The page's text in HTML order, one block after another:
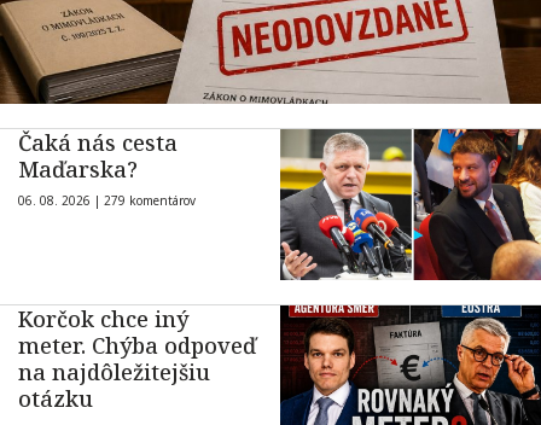
Čaká nás cesta
Maďarska?
06. 08. 2026 | 279 komentárov
Korčok chce iný
meter. Chýba odpoveď
na najdôležitejšiu
otázku